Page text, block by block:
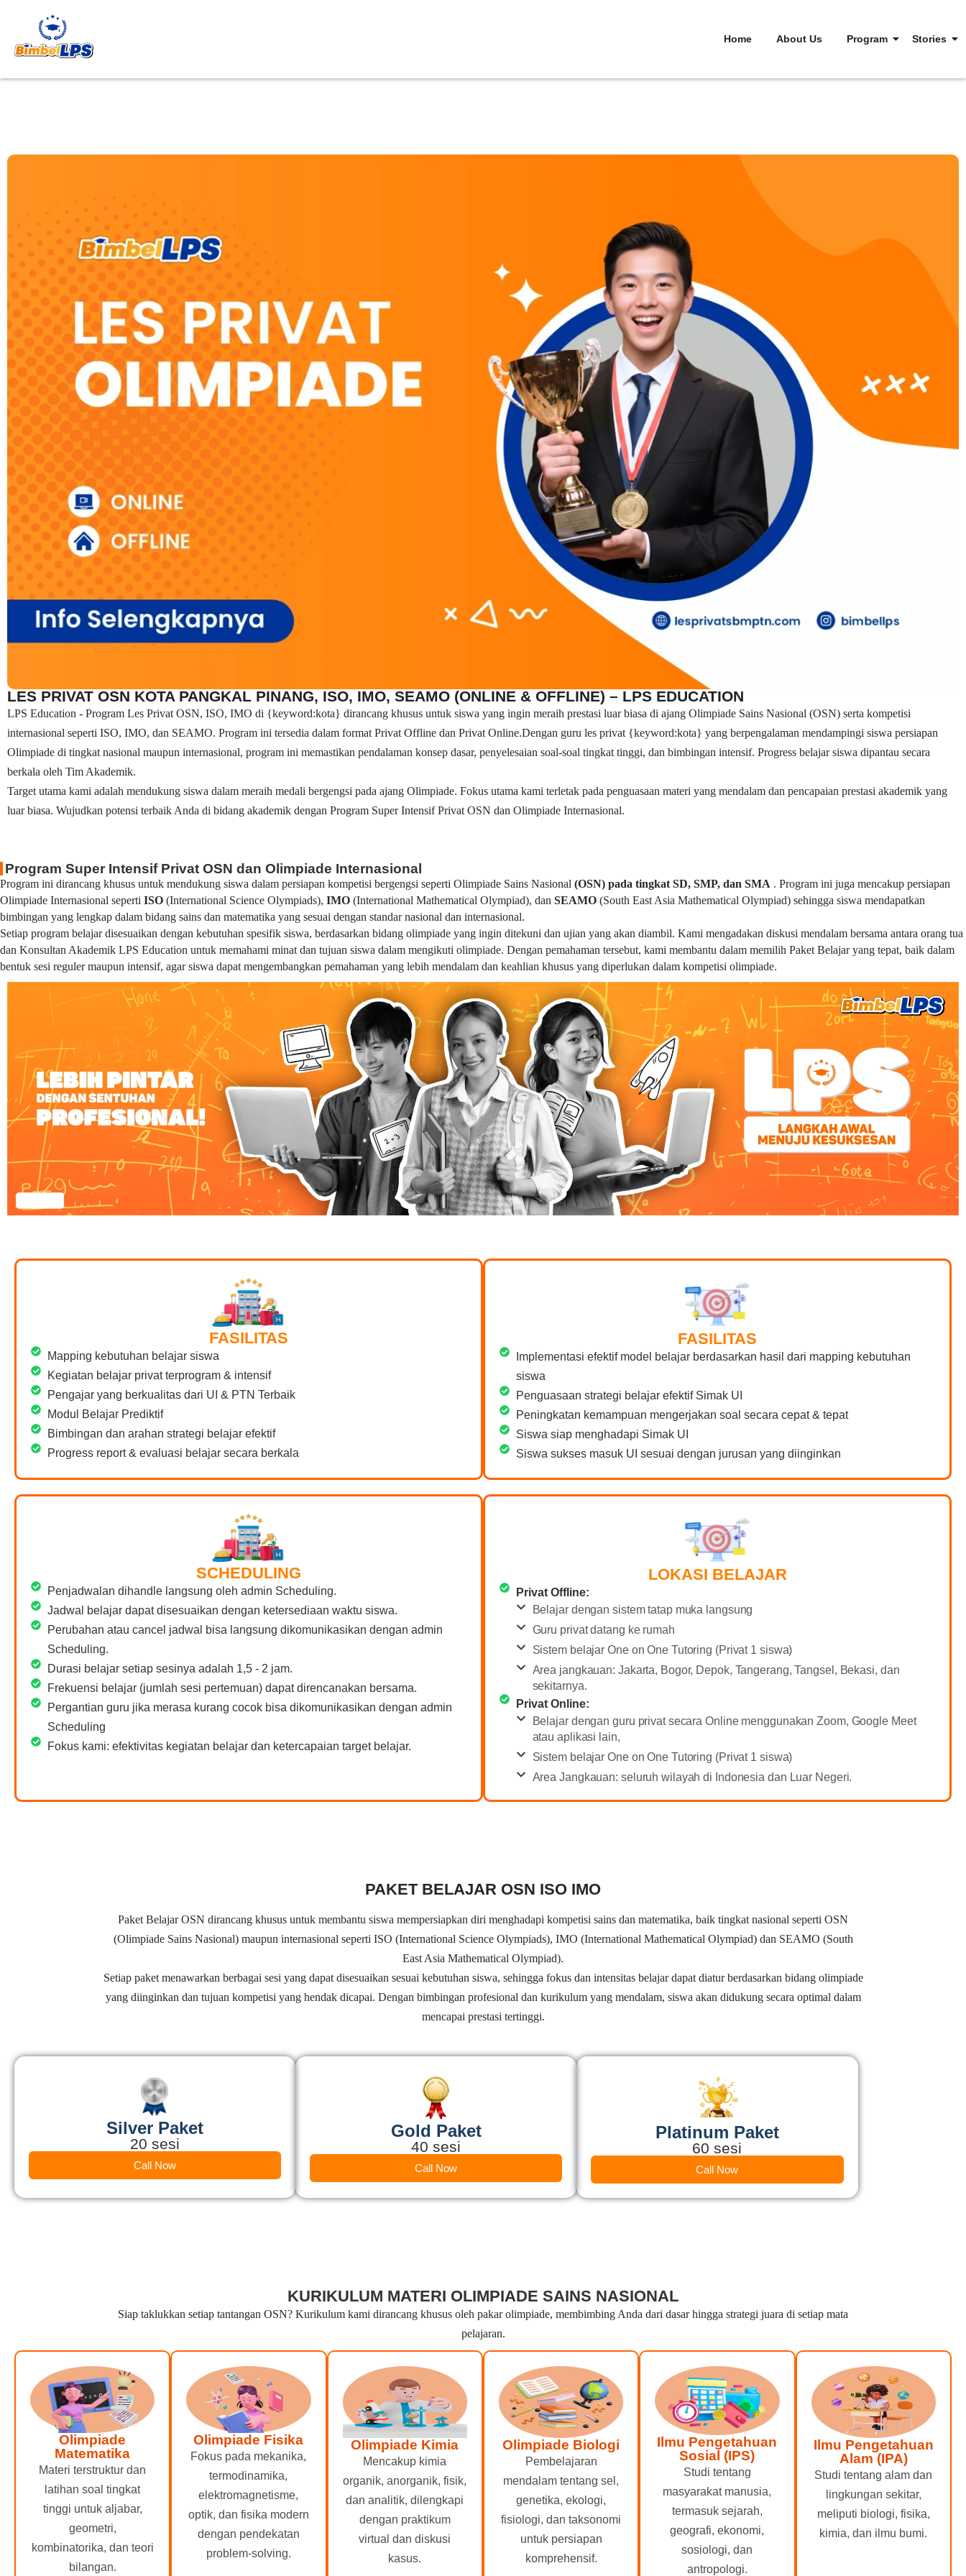
Home About Us Program Stories
LES PRIVAT OSN KOTA PANGKAL PINANG, ISO, IMO, SEAMO (ONLINE & OFFLINE) – LPS EDUCATION
LPS Education - Program Les Privat OSN, ISO, IMO di {keyword:kota} dirancang khusus untuk siswa yang ingin meraih prestasi luar biasa di ajang Olimpiade Sains Nasional (OSN) serta kompetisi
internasional seperti ISO, IMO, dan SEAMO. Program ini tersedia dalam format Privat Offline dan Privat Online.Dengan guru les privat {keyword:kota} yang berpengalaman mendampingi siswa persiapan
Olimpiade di tingkat nasional maupun internasional, program ini memastikan pendalaman konsep dasar, penyelesaian soal-soal tingkat tinggi, dan bimbingan intensif. Progress belajar siswa dipantau secara
berkala oleh Tim Akademik.
Target utama kami adalah mendukung siswa dalam meraih medali bergengsi pada ajang Olimpiade. Fokus utama kami terletak pada penguasaan materi yang mendalam dan pencapaian prestasi akademik yang
luar biasa. Wujudkan potensi terbaik Anda di bidang akademik dengan Program Super Intensif Privat OSN dan Olimpiade Internasional.
Program Super Intensif Privat OSN dan Olimpiade Internasional
Program ini dirancang khusus untuk mendukung siswa dalam persiapan kompetisi bergengsi seperti Olimpiade Sains Nasional (OSN) pada tingkat SD, SMP, dan SMA . Program ini juga mencakup persiapan
Olimpiade Internasional seperti ISO (International Science Olympiads), IMO (International Mathematical Olympiad), dan SEAMO (South East Asia Mathematical Olympiad) sehingga siswa mendapatkan
bimbingan yang lengkap dalam bidang sains dan matematika yang sesuai dengan standar nasional dan internasional.
Setiap program belajar disesuaikan dengan kebutuhan spesifik siswa, berdasarkan bidang olimpiade yang ingin ditekuni dan ujian yang akan diambil. Kami mengadakan diskusi mendalam bersama antara orang tua
dan Konsultan Akademik LPS Education untuk memahami minat dan tujuan siswa dalam mengikuti olimpiade. Dengan pemahaman tersebut, kami membantu dalam memilih Paket Belajar yang tepat, baik dalam
bentuk sesi reguler maupun intensif, agar siswa dapat mengembangkan pemahaman yang lebih mendalam dan keahlian khusus yang diperlukan dalam kompetisi olimpiade.
FASILITAS
Mapping kebutuhan belajar siswa
Kegiatan belajar privat terprogram & intensif
Pengajar yang berkualitas dari UI & PTN Terbaik
Modul Belajar Prediktif
Bimbingan dan arahan strategi belajar efektif
Progress report & evaluasi belajar secara berkala
FASILITAS
Implementasi efektif model belajar berdasarkan hasil dari mapping kebutuhan
siswa
Penguasaan strategi belajar efektif Simak UI
Peningkatan kemampuan mengerjakan soal secara cepat & tepat
Siswa siap menghadapi Simak UI
Siswa sukses masuk UI sesuai dengan jurusan yang diinginkan
SCHEDULING
Penjadwalan dihandle langsung oleh admin Scheduling.
Jadwal belajar dapat disesuaikan dengan ketersediaan waktu siswa.
Perubahan atau cancel jadwal bisa langsung dikomunikasikan dengan admin
Scheduling.
Durasi belajar setiap sesinya adalah 1,5 - 2 jam.
Frekuensi belajar (jumlah sesi pertemuan) dapat direncanakan bersama.
Pergantian guru jika merasa kurang cocok bisa dikomunikasikan dengan admin
Scheduling
Fokus kami: efektivitas kegiatan belajar dan ketercapaian target belajar.
LOKASI BELAJAR
Privat Offline:
Belajar dengan sistem tatap muka langsung
Guru privat datang ke rumah
Sistem belajar One on One Tutoring (Privat 1 siswa)
Area jangkauan: Jakarta, Bogor, Depok, Tangerang, Tangsel, Bekasi, dan
sekitarnya.
Privat Online:
Belajar dengan guru privat secara Online menggunakan Zoom, Google Meet
atau aplikasi lain,
Sistem belajar One on One Tutoring (Privat 1 siswa)
Area Jangkauan: seluruh wilayah di Indonesia dan Luar Negeri.
PAKET BELAJAR OSN ISO IMO
Paket Belajar OSN dirancang khusus untuk membantu siswa mempersiapkan diri menghadapi kompetisi sains dan matematika, baik tingkat nasional seperti OSN
(Olimpiade Sains Nasional) maupun internasional seperti ISO (International Science Olympiads), IMO (International Mathematical Olympiad) dan SEAMO (South
East Asia Mathematical Olympiad).
Setiap paket menawarkan berbagai sesi yang dapat disesuaikan sesuai kebutuhan siswa, sehingga fokus dan intensitas belajar dapat diatur berdasarkan bidang olimpiade
yang diinginkan dan tujuan kompetisi yang hendak dicapai. Dengan bimbingan profesional dan kurikulum yang mendalam, siswa akan didukung secara optimal dalam
mencapai prestasi tertinggi.
Silver Paket
20 sesi
Call Now
Gold Paket
40 sesi
Call Now
Platinum Paket
60 sesi
Call Now
KURIKULUM MATERI OLIMPIADE SAINS NASIONAL
Siap taklukkan setiap tantangan OSN? Kurikulum kami dirancang khusus oleh pakar olimpiade, membimbing Anda dari dasar hingga strategi juara di setiap mata
pelajaran.
Olimpiade
Matematika
Materi terstruktur dan
latihan soal tingkat
tinggi untuk aljabar,
geometri,
kombinatorika, dan teori
bilangan.
Olimpiade Fisika
Fokus pada mekanika,
termodinamika,
elektromagnetisme,
optik, dan fisika modern
dengan pendekatan
problem-solving.
Olimpiade Kimia
Mencakup kimia
organik, anorganik, fisik,
dan analitik, dilengkapi
dengan praktikum
virtual dan diskusi
kasus.
Olimpiade Biologi
Pembelajaran
mendalam tentang sel,
genetika, ekologi,
fisiologi, dan taksonomi
untuk persiapan
komprehensif.
Ilmu Pengetahuan
Sosial (IPS)
Studi tentang
masyarakat manusia,
termasuk sejarah,
geografi, ekonomi,
sosiologi, dan
antropologi.
Ilmu Pengetahuan
Alam (IPA)
Studi tentang alam dan
lingkungan sekitar,
meliputi biologi, fisika,
kimia, dan ilmu bumi.